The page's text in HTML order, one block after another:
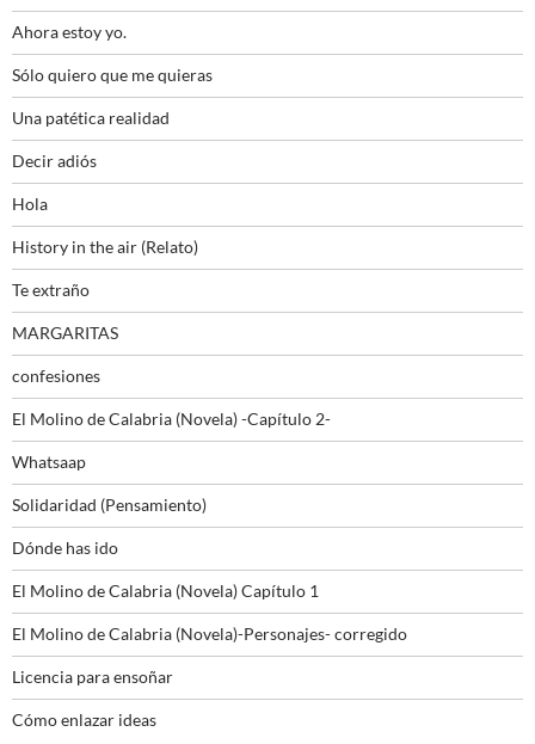
Ahora estoy yo.
Sólo quiero que me quieras
Una patética realidad
Decir adiós
Hola
History in the air (Relato)
Te extraño
MARGARITAS
confesiones
El Molino de Calabria (Novela) -Capítulo 2-
Whatsaap
Solidaridad (Pensamiento)
Dónde has ido
El Molino de Calabria (Novela) Capítulo 1
El Molino de Calabria (Novela)-Personajes- corregido
Licencia para ensoñar
Cómo enlazar ideas